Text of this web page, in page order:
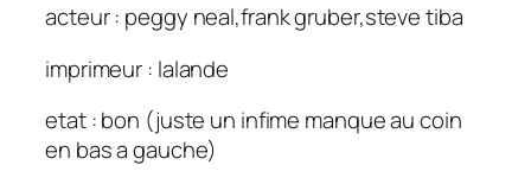
acteur : peggy neal,frank gruber,steve tiba
imprimeur : lalande
etat : bon (juste un infime manque au coin
en bas a gauche)